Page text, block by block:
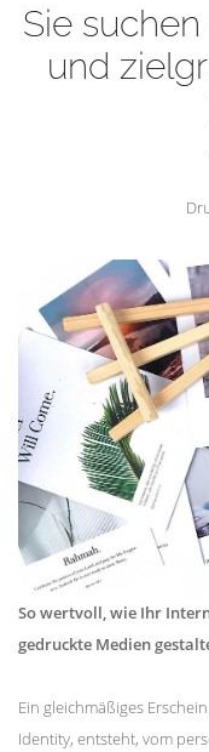
Sie
und
So wertvoll, wie Ihr
gedruckte Medien
Ein gleichmäßiges
Identity, entsteht, vom